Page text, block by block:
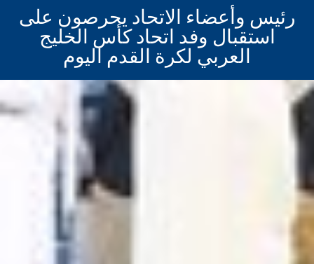
رئيس وأعضاء الاتحاد يحرصون على
استقبال وفد اتحاد كأس الخليج
العربي لكرة القدم اليوم